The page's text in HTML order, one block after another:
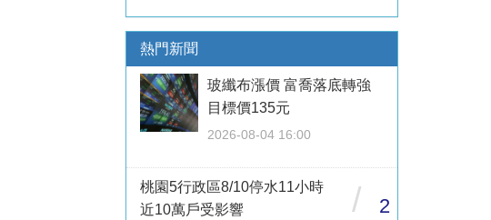
熱門新聞
玻纖布漲價 富喬落底轉強
目標價135元
2026-08-04 16:00
桃園5行政區8/10停水11小時
近10萬戶受影響
/ 2